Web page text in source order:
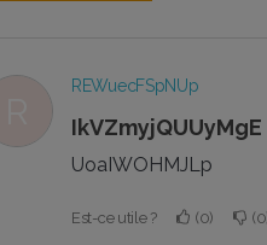
REWuecFSpNUp
ikVZmyjQUUyMgE
UoaIWOHMJLp
Est-ce utile ? 0 0